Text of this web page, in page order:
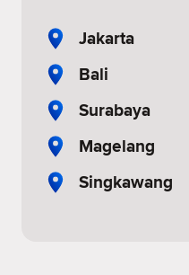
Jakarta
Bali
Surabaya
Magelang
Singkawang